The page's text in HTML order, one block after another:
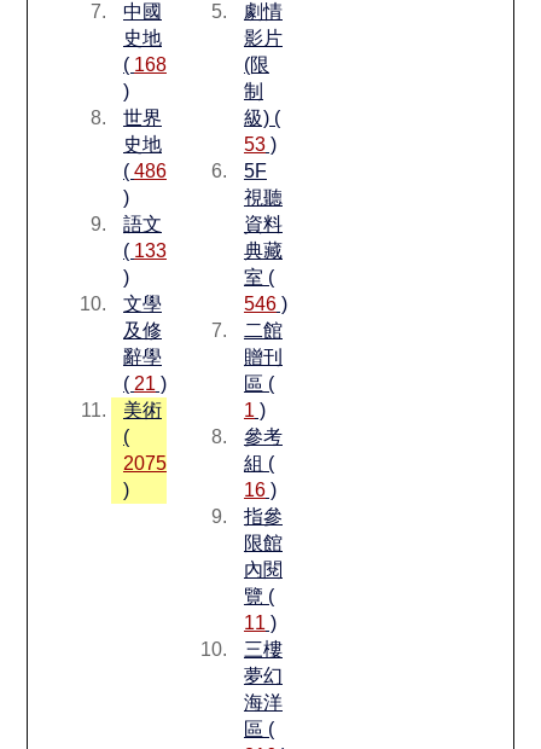
中國
史地
( 168
)
世界
史地
( 486
)
語文
( 133
)
文學
及修
辭學
( 21 )
美術
(
2075
)
劇情
影片
(限
制
級) (
53)
5F
視聽
資料
典藏
室 (
546)
二館
贈刊
區 (
1 )
參考
組 (
16)
指參
限館
內閱
覽 (
11 )
三樓
夢幻
海洋
區 (